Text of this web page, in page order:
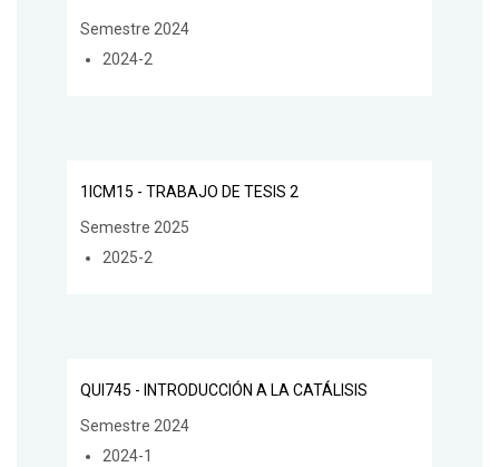
Semestre 2024
2024-2
1ICM15 - TRABAJO DE TESIS 2
Semestre 2025
2025-2
QUI745 - INTRODUCCIÓN A LA CATÁLISIS
Semestre 2024
2024-1